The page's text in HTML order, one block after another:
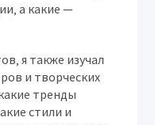
а какие —
я также изучал
и творческих
тренды
стили и